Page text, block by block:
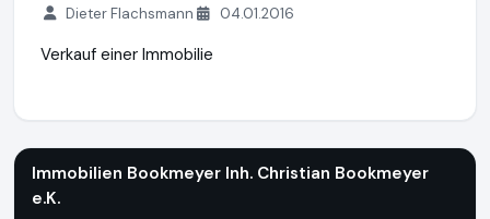
Dieter Flachsmann 04.01.2016
Verkauf einer Immobilie
Immobilien Bookmeyer Inh. Christian Bookmeyer
e.K.